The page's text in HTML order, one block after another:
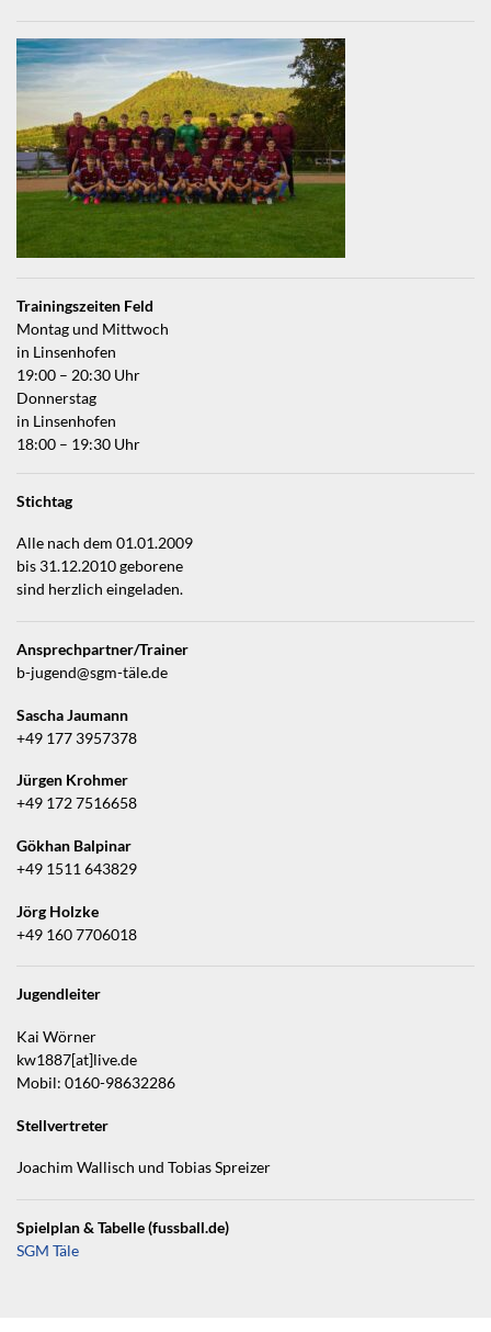
Trainingszeiten Feld
Montag und Mittwoch
in Linsenhofen
19:00 – 20:30 Uhr
Donnerstag
in Linsenhofen
18:00 – 19:30 Uhr
Stichtag
Alle nach dem 01.01.2009
bis 31.12.2010 geborene
sind herzlich eingeladen.
Ansprechpartner/Trainer
b-jugend@sgm-täle.de
Sascha Jaumann
+49 177 3957378
Jürgen Krohmer
+49 172 7516658
Gökhan Balpinar
+49 1511 643829
Jörg Holzke
+49 160 7706018
Jugendleiter
Kai Wörner
kw1887[at]live.de
Mobil: 0160-98632286
Stellvertreter
Joachim Wallisch und Tobias Spreizer
Spielplan & Tabelle (fussball.de)
SGM Täle